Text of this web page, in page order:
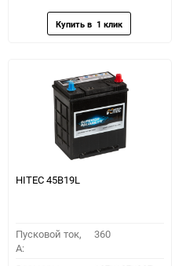
HITEC 45B19L
Пусковой ток,
A:
360